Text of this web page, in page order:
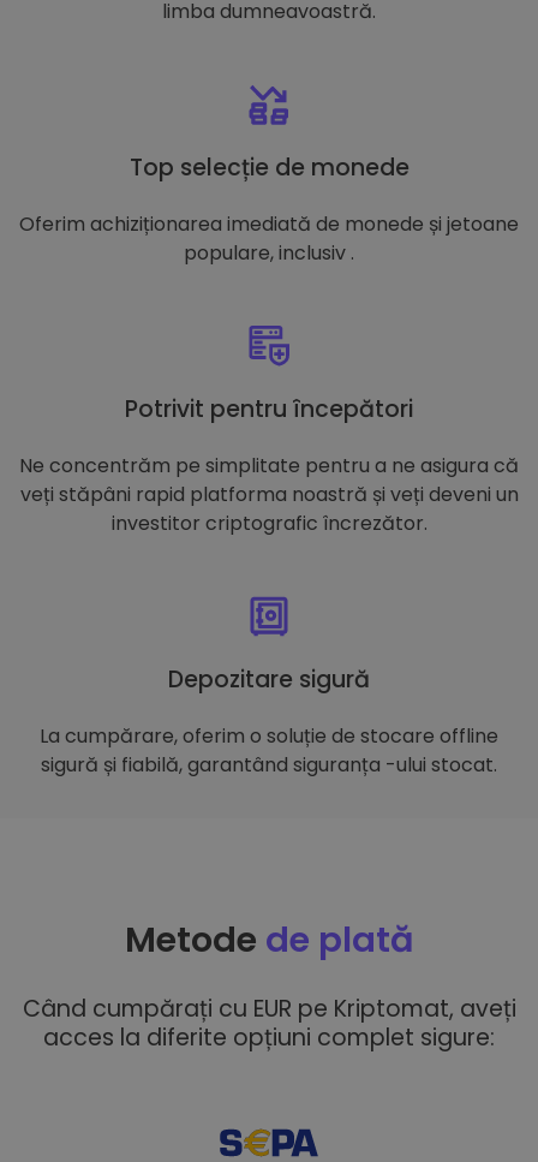
limba dumneavoastră.
Top selecție de monede
Oferim achiziționarea imediată de monede și jetoane
populare, inclusiv .
Potrivit pentru începători
Ne concentrăm pe simplitate pentru a ne asigura că
veți stăpâni rapid platforma noastră și veți deveni un
investitor criptografic încrezător.
Depozitare sigură
La cumpărare, oferim o soluție de stocare offline
sigură și fiabilă, garantând siguranța -ului stocat.
Metode de plată
Când cumpărați cu EUR pe Kriptomat, aveți
acces la diferite opțiuni complet sigure: